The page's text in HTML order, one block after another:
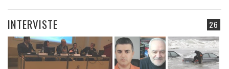
26
INTERVISTE